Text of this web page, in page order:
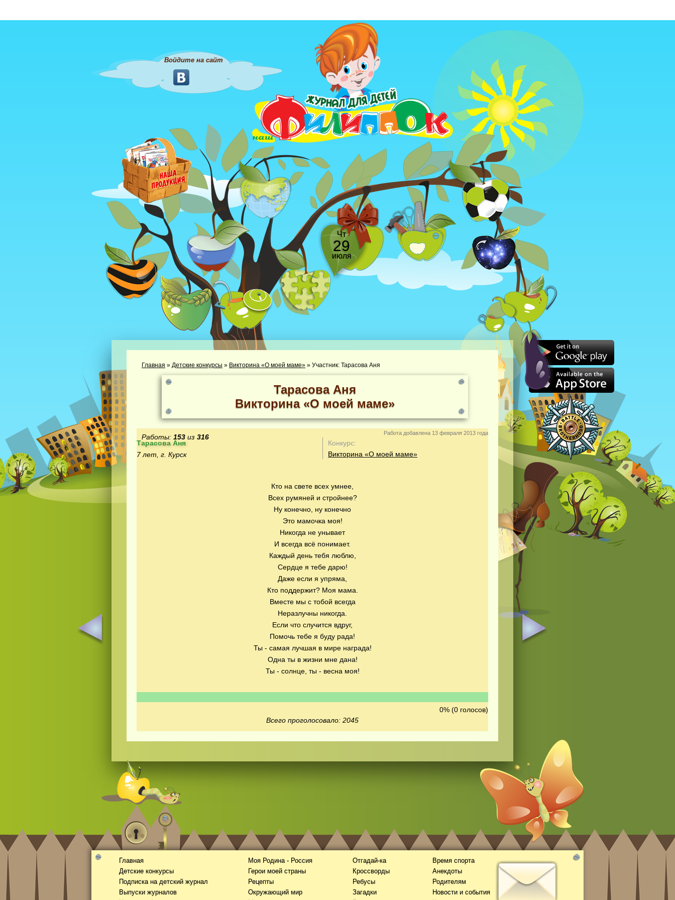
Войдите на сайт
Чт
29
июля
Главная » Детские конкурсы » Викторина «О моей маме» » Участник: Тарасова Аня
Тарасова Аня
Викторина «О моей маме»
Работы: 153 из 316 Работа добавлена 13 февраля 2013 года
Тарасова Аня
7 лет, г. Курск
Конкурс:
Викторина «О моей маме»
Кто на свете всех умнее,
Всех румяней и стройнее?
Ну конечно, ну конечно
Это мамочка моя!
Никогда не унывает
И всегда всё понимает.
Каждый день тебя люблю,
Сердце я тебе дарю!
Даже если я упряма,
Кто поддержит? Моя мама.
Вместе мы с тобой всегда
Неразлучны никогда.
Если что случится вдруг,
Помочь тебе я буду рада!
Ты - самая лучшая в мире награда!
Одна ты в жизни мне дана!
Ты - солнце, ты - весна моя!
0% (0 голосов)
Всего проголосовало: 2045
Главная
Детские конкурсы
Подписка на детский журнал
Выпуски журналов
Моя Родина - Россия
Герои моей страны
Рецепты
Окружающий мир
Отгадай-ка
Кроссворды
Ребусы
Загадки
Время спорта
Анекдоты
Родителям
Новости и события